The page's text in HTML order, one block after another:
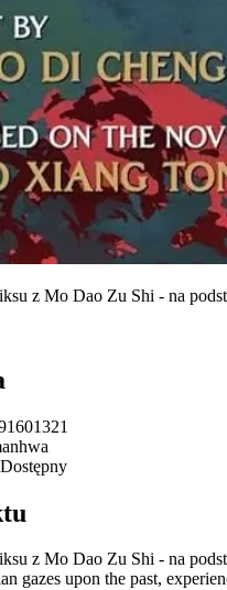
z Mo Dao Zu Shi - na
Dostępny
z Mo Dao Zu Shi - na
gazes upon the past,